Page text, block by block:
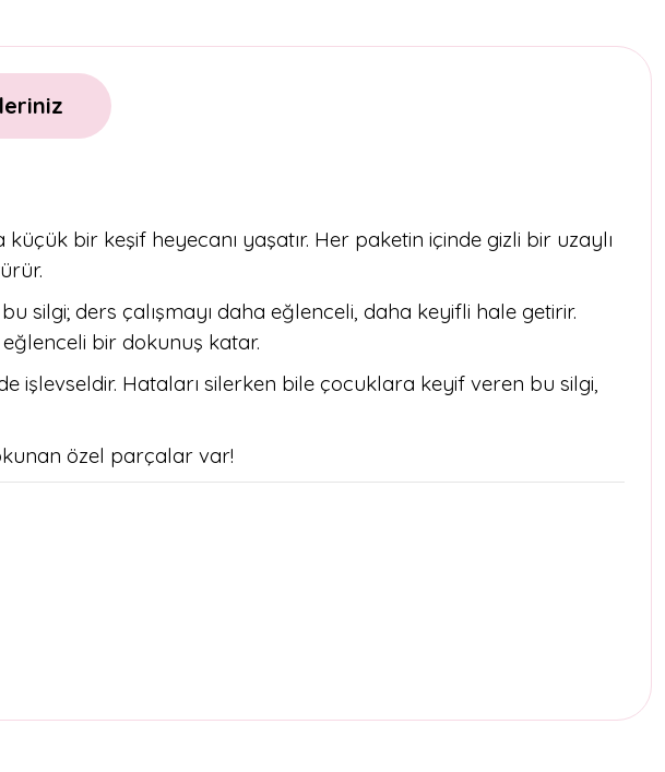
bir keşif heyecanı yaşatır. Her paketin içinde gizli bir uzaylı
silgi; ders çalışmayı daha eğlenceli, daha keyifli hale getirir.
bir dokunuş katar.
işlevseldir. Hataları silerken bile çocuklara keyif veren bu silgi,
özel parçalar var!